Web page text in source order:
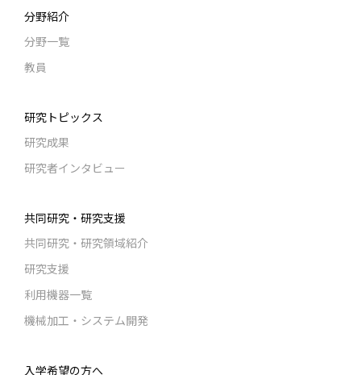
分野紹介
分野一覧
教員
研究トピックス
研究成果
研究者インタビュー
共同研究・研究支援
共同研究・研究領域紹介
研究支援
利用機器一覧
機械加工・システム開発
入学希望の方へ